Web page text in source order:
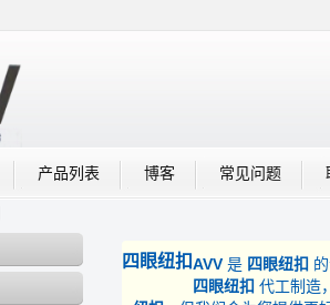
产品列表 博客 常见问题
四眼纽扣AVV 是 四眼纽扣
四眼纽扣 代工制造